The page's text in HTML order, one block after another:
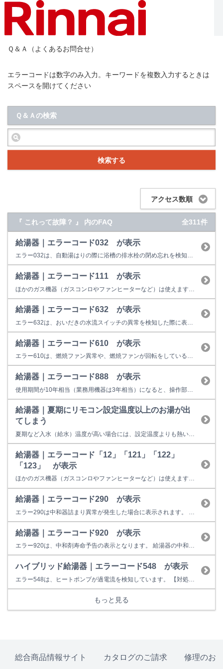
Ｑ＆Ａ（よくあるお問合せ）
エラーコードは数字のみ入力。キーワードを複数入力するときは
スペースを開けてください
Ｑ＆Ａの検索
検索する
アクセス数順
『 これって故障？ 』 内のFAQ 全311件
給湯器｜エラーコード032 が表示
エラー032は、自動湯はりの際に浴槽の排水栓の閉め忘れを検知したときの表示です。 （１）排水栓はしっかりと閉まっていますか？ お湯はり時に排水栓の閉め忘れ、若しくは排水栓がしっかり閉まっていないと、お湯が排水口から抜けてしまい、循環口まで貯まりませんので、リモコンに032と表示して停止してしまいます。 （２）循環口のフィルタは、ごみ等で詰っていませんか？ ポンプ循環で機器内部...
給湯器｜エラーコード111 が表示
給湯器｜エラーコード632 が表示
エラー632は、おいだきの水流スイッチの異常を検知した際に表示します。 下記をご確認ください。それでも改善しない場合は機器の故障またはその他不具合の可能性があります。 （1）浴槽内のお湯（水）は、循環アダプタが十分に隠れるくらいありますか？ 水位が循環アダプタより低い場合は、おいだきが出来ないため、エラーを表示することがあります。 （2）循環アダプタのフィルタが汚れていませんか？ ...
給湯器｜エラーコード610 が表示
エラー610は、燃焼ファン異常や、燃焼ファンが回転をしているのに 回転を検知しない症状が発生した場合に表示します。 お客様での対処方法は、運転スイッチを一旦切っていただき、再操作をお願い致します。 【改善しない場合】 給湯用燃焼ファンモーターや、電装ユニット等の故障の可能性がございますので、修理が必要となります。 修理料金の目安は以下のとおりです。 18,900円～80,5...
給湯器｜エラーコード888 が表示
給湯器｜夏期にリモコン設定温度以上のお湯が出
てしまう
夏期など入水（給水）温度が高い場合には、設定温度よりも熱いお湯が出てくることがあります。 これは、夏期の入水温度が高い場合に発生しやすい現象で、故障ではありません。 混合水栓やサーモカランをお使いの場合は、水を混ぜてお使いください。 水栓（蛇口）を絞っている場合は水栓をいっぱいに開けてください。出湯量を増やすと設定温度に近づけることができます。 ※入水温度のめやす ...
給湯器｜エラーコード「12」「121」「122」
「123」 が表示
ほかのガス機器（ガスコンロやファンヒーターなど）は使えますか？
給湯器｜エラーコード290 が表示
給湯器｜エラーコード920 が表示
エラー920は、中和剤寿命予告の表示となります。 給湯器の中和器寿命がきていることをお知らせしています。 しばらく（１～２ヶ月）ご使用はできますが、早めの部品交換(中和器）をお勧めします。 次に『930』エラーが出てしまうと給湯器の使用ができなくなります。 【考えられる故障箇所】 中和器 修理料金の目安は以下のとおりです。 12,600円～34,500円（税込） 【ご注意事項】...
ハイブリッド給湯器｜エラーコード548 が表示
もっと見る
総合商品情報サイト カタログのご請求 修理のお